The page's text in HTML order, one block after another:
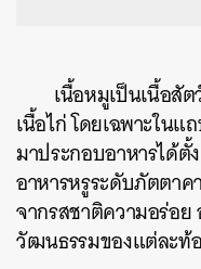
เนื้อหมูเป็นเนื้อสั
เนื้อไก่โดยเฉพาะในแ
มาประกอบอาหารได้ตั้
อาหารหรูระดับภัตตาค
จากรสชาติความอร่อย
วัฒนธรรมของแต่ละท้